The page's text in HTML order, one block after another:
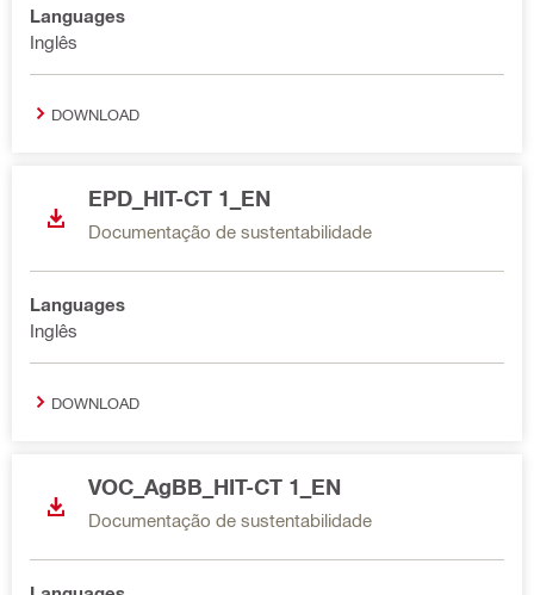
Languages
Inglês
DOWNLOAD
EPD_HIT-CT 1_EN
Documentação de sustentabilidade
Languages
Inglês
DOWNLOAD
VOC_AgBB_HIT-CT 1_EN
Documentação de sustentabilidade